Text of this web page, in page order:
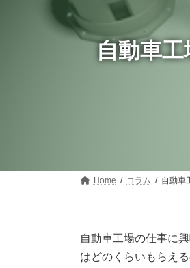
自動車
Home コラム 自動車
自動車工場の仕事に
はどのくらいもらえ